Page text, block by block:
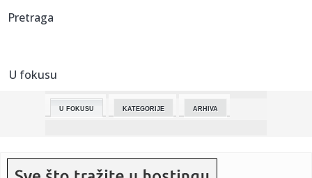
00:19:
23:37:
Njemački penzioner (93) mučen do smrti, među
Pretraga
U fokusu
U FOKUSU KATEGORIJE ARHIVA